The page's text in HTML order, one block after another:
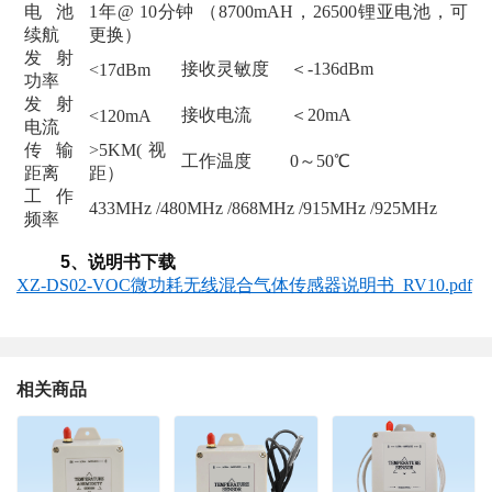
电池
续航
1年@ 10分钟 （8700mAH，26500锂亚电池，可
更换）
发射
功率
<17dBm 接收灵敏度
＜-136dBm
发射
电流
<120mA 接收电流
＜20mA
传输
距离
>5KM(视
距）
工作温度
0～50℃
工作
频率
433MHz /480MHz /868MHz /915MHz /925MHz
5、说明书下载
XZ-DS02-VOC微功耗无线混合气体传感器说明书 RV10.pdf
相关商品